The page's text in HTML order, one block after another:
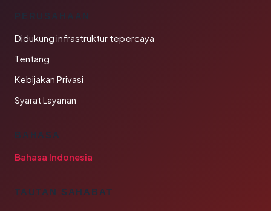
PERUSAHAAN
Didukung infrastruktur tepercaya
Tentang
Kebijakan Privasi
Syarat Layanan
BAHASA
Bahasa Indonesia
TAUTAN SAHABAT